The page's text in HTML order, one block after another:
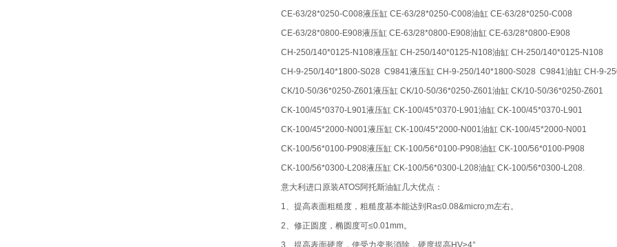
CE-63/28*0250-C008液压缸 CE-63/28*0250-C008油缸 CE-63/28*0250-C008
CE-63/28*0800-E908液压缸 CE-63/28*0800-E908油缸 CE-63/28*0800-E908
CH-250/140*0125-N108液压缸 CH-250/140*0125-N108油缸 CH-250/140*0125-N108
CH-9-250/140*1800-S028 C9841液压缸 CH-9-250/140*1800-S028 C9841油缸 CH-9-
CK/10-50/36*0250-Z601液压缸 CK/10-50/36*0250-Z601油缸 CK/10-50/36*0250-Z601
CK-100/45*0370-L901液压缸 CK-100/45*0370-L901油缸 CK-100/45*0370-L901
CK-100/45*2000-N001液压缸 CK-100/45*2000-N001油缸 CK-100/45*2000-N001
CK-100/56*0100-P908液压缸 CK-100/56*0100-P908油缸 CK-100/56*0100-P908
CK-100/56*0300-L208液压缸 CK-100/56*0300-L208油缸 CK-100/56*0300-L208.
意大利进口原装ATOS阿托斯油缸几大优点：
1、提高表面粗糙度，粗糙度基本能达到Ra≤0.08&micro;m左右。
2、修正圆度，椭圆度可≤0.01mm。
3、提高表面硬度，使受力变形消除，硬度提高HV≥4°